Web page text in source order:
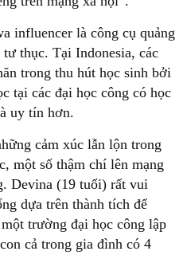
influencer là công cụ quảng
thục. Tại Indonesia, các
trong thu hút học sinh bởi
tại các đại học công có học
uy tín hơn.
cảm xúc lẫn lộn trong
một số thậm chí lên mạng
Devina (19 tuổi) rất vui
dựa trên thành tích để
trường đại học công lập
cả trong gia đình có 4